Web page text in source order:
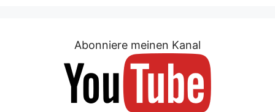
Abonniere meinen Kanal